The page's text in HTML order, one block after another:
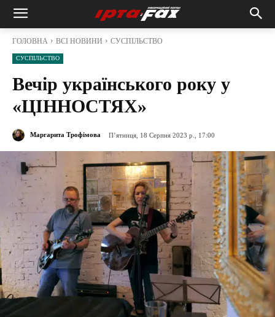
ГОЛОВНА ВСІ НОВИНИ СУСПІЛЬСТВО
СУСПІЛЬСТВО
Вечір українського року у
«ЦІННОСТЯХ»
Маргарита Трофімова П’ятниця, 18 Серпня 2023 р., 17:00